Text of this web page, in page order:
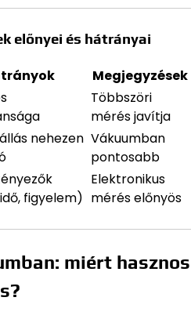
előnyei és hátrányai
Megjegyzések
Többszöri
mérés javítja
nehezen Vákuumban
pontosabb
figyelem)
Elektronikus
mérés előnyös
miért hasznos